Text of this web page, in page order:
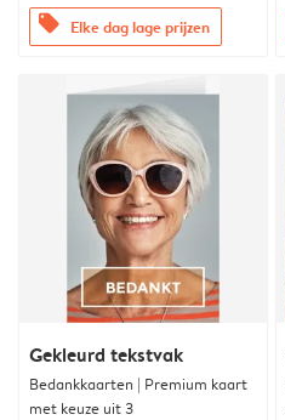
offers Elke dag lage prijzen
Gekleurd tekstvak
Bedankkaarten | Premium kaart
met keuze uit 3